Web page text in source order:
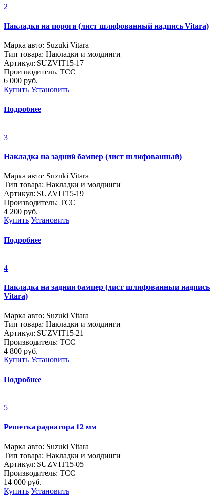
2
Накладки на пороги (лист шлифованный надпись Vitara)
Марка авто: Suzuki Vitara
Тип товара: Накладки и молдинги
Артикул: SUZVIT15-17
Производитель: ТСС
6 000 руб.
Купить Установить
Подробнее
3
Накладка на задний бампер (лист шлифованный)
Марка авто: Suzuki Vitara
Тип товара: Накладки и молдинги
Артикул: SUZVIT15-19
Производитель: ТСС
4 200 руб.
Купить Установить
Подробнее
4
Накладка на задний бампер (лист шлифованный надпись
Vitara)
Марка авто: Suzuki Vitara
Тип товара: Накладки и молдинги
Артикул: SUZVIT15-21
Производитель: ТСС
4 800 руб.
Купить Установить
Подробнее
5
Решетка радиатора 12 мм
Марка авто: Suzuki Vitara
Тип товара: Накладки и молдинги
Артикул: SUZVIT15-05
Производитель: ТСС
14 000 руб.
Купить Установить